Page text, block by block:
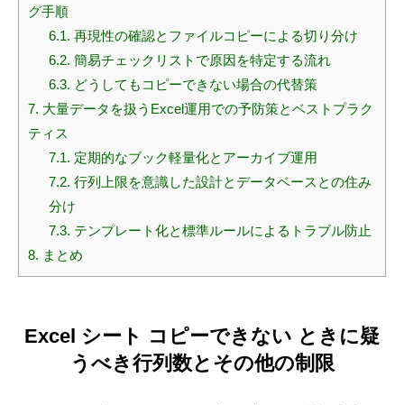
グ手順
6.1. 再現性の確認とファイルコピーによる切り分け
6.2. 簡易チェックリストで原因を特定する流れ
6.3. どうしてもコピーできない場合の代替策
7. 大量データを扱うExcel運用での予防策とベストプラク
ティス
7.1. 定期的なブック軽量化とアーカイブ運用
7.2. 行列上限を意識した設計とデータベースとの住み
分け
7.3. テンプレート化と標準ルールによるトラブル防止
8. まとめ
Excel シート コピーできない ときに疑
うべき行列数とその他の制限